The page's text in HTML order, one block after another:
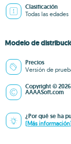
Clasificación
Todas las edades
Modelo de
Precios
Versión de
Copyright © 2026
AAAASoft.com
¿Por qué se ha
(Más